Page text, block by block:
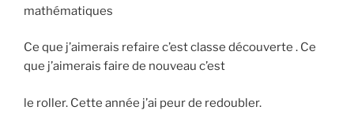
mathématiques
Ce que j’aimerais refaire c’est classe découverte . Ce
que j’aimerais faire de nouveau c’est
le roller. Cette année j’ai peur de redoubler.